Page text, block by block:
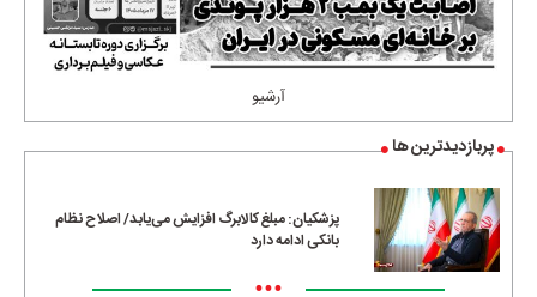
آرشیو
پربازدیدترین ها
پزشکیان: مبلغ کالابرگ افزایش می‌یابد/ اصلاح نظام
بانکی ادامه دارد